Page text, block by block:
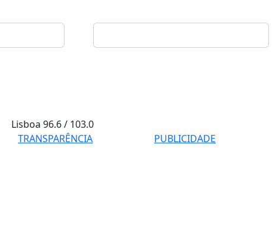
Lisboa96.6 / 103.0
TRANSPARÊNCIA
PUBLICIDADE